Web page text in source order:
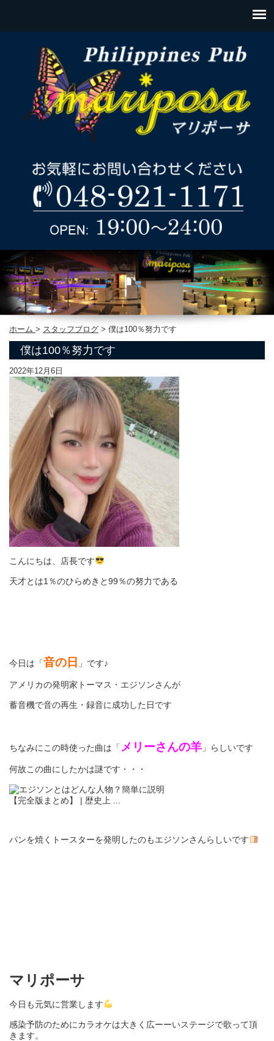
ホーム > スタッフブログ > 僕は100％努力です
僕は100％努力です
2022年12月6日
こんにちは、店長です
天才とは1％のひらめきと99％の努力である
今日は「音の日 」です♪
アメリカの発明家トーマス・エジソンさんが
蓄音機で音の再生・録音に成功した日です
ちなみにこの時使った曲は「 メリーさんの羊 」らしいです
何故この曲にしたかは謎です・・・
パンを焼くトースターを発明したのもエジソンさんらしいです
マリポーサ
今日も元気に営業します
感染予防のためにカラオケは大きく広ーーいステージで歌って頂
きます。